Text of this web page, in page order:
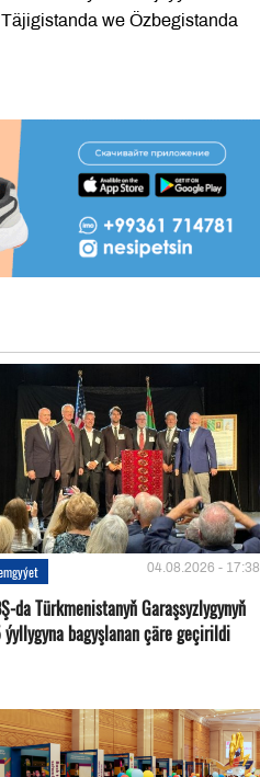
we Özbegistanda
04.08.2026 - 17:38
da Türkmenistanyň Garaşsyzlygynyň
bagyşlanan çäre geçirildi